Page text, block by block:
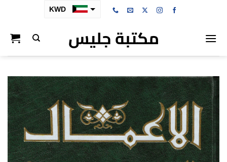
KWD
OMR
QAR
مكتبة جليس